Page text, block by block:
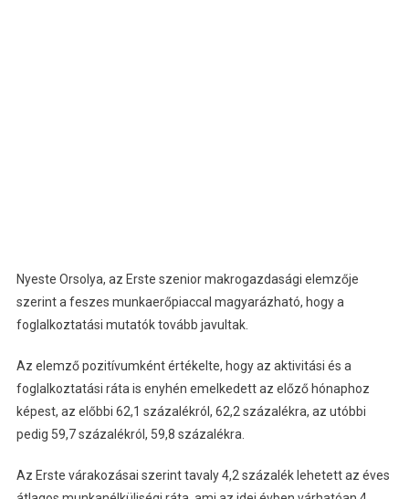
Nyeste Orsolya, az Erste szenior makrogazdasági elemzője
szerint a feszes munkaerőpiaccal magyarázható, hogy a
foglalkoztatási mutatók tovább javultak.
Az elemző pozitívumként értékelte, hogy az aktivitási és a
foglalkoztatási ráta is enyhén emelkedett az előző hónaphoz
képest, az előbbi 62,1 százalékról, 62,2 százalékra, az utóbbi
pedig 59,7 százalékról, 59,8 százalékra.
Az Erste várakozásai szerint tavaly 4,2 százalék lehetett az éves